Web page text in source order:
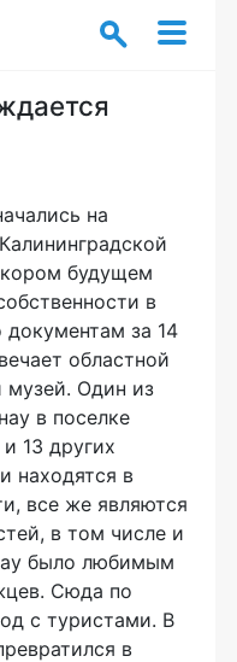
на
будущем
в
за 14
областной
музей. Один из
в поселке
13 других
находятся в
все же являются
в том числе и
было любимым
Сюда по
с туристами. В
в